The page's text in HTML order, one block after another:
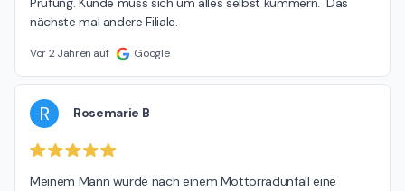
nächste mal andere Filiale.
Vor 2 Jahren auf Google
R Rosemarie B
Meinem Mann wurde nach einem Mottorradunfall eine